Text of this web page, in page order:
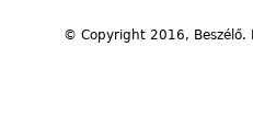
© Copyright 2016,